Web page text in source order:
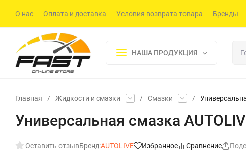
О нас Оплата и доставка Условия возврата товара Бренды
НАША ПРОДУКЦИЯ
Главная / Жидкости и смазки / Смазки /
Универсальная смазка
Оставить отзывБренд:AUTOLIVE Избранное Сравнение